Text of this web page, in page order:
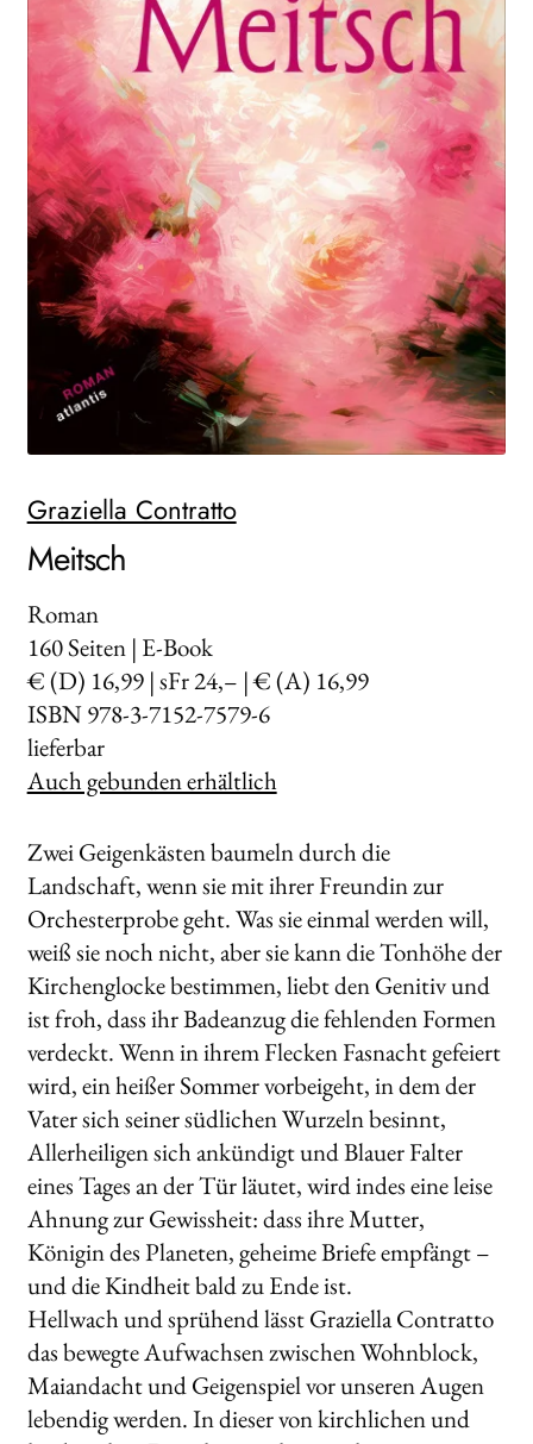
Graziella Contratto
Meitsch
Roman
160Seiten | E-Book
€ (D) 16,99 | sFr 24,– | € (A) 16,99
ISBN 978-3-7152-7579-6
lieferbar
Auch gebunden erhältlich
Zwei Geigenkästen baumeln durch die
Landschaft, wenn sie mit ihrer Freundin zur
Orchesterprobe geht. Was sie einmal werden will,
weiß sie noch nicht, aber sie kann die Tonhöhe der
Kirchenglocke bestimmen, liebt den Genitiv und
ist froh, dass ihr Badeanzug die fehlenden Formen
verdeckt. Wenn in ihrem Flecken Fasnacht gefeiert
wird, ein heißer Sommer vorbeigeht, in dem der
Vater sich seiner südlichen Wurzeln besinnt,
Allerheiligen sich ankündigt und Blauer Falter
eines Tages an der Tür läutet, wird indes eine leise
Ahnung zur Gewissheit: dass ihre Mutter,
Königin des Planeten, geheime Briefe empfängt –
und die Kindheit bald zu Ende ist.
Hellwach und sprühend lässt Graziella Contratto
das bewegte Aufwachsen zwischen Wohnblock,
Maiandacht und Geigenspiel vor unseren Augen
lebendig werden. In dieser von kirchlichen und